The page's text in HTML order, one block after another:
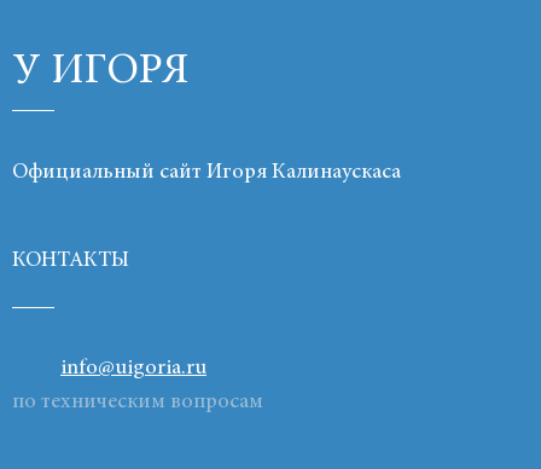
У ИГОРЯ
Официальный сайт Игоря Калинаускаса
КОНТАКТЫ
info@uigoria.ru
по техническим вопросам